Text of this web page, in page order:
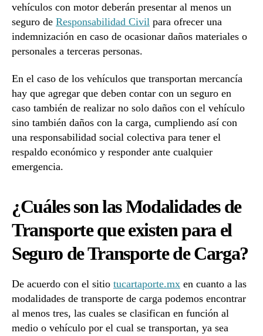
vehículos con motor deberán presentar al menos un
seguro de Responsabilidad Civil para ofrecer una
indemnización en caso de ocasionar daños materiales o
personales a terceras personas.
En el caso de los vehículos que transportan mercancía
hay que agregar que deben contar con un seguro en
caso también de realizar no solo daños con el vehículo
sino también daños con la carga, cumpliendo así con
una responsabilidad social colectiva para tener el
respaldo económico y responder ante cualquier
emergencia.
¿Cuáles son las Modalidades de
Transporte que existen para el
Seguro de Transporte de Carga?
De acuerdo con el sitio tucartaporte.mx en cuanto a las
modalidades de transporte de carga podemos encontrar
al menos tres, las cuales se clasifican en función al
medio o vehículo por el cual se transportan, ya sea